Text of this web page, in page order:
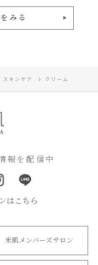
みる
スキンケア クリーム
報を配信中
はこちら
米肌メンバーズサロン